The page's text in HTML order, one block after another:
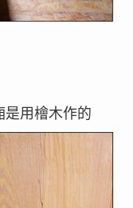
是用檜木作的